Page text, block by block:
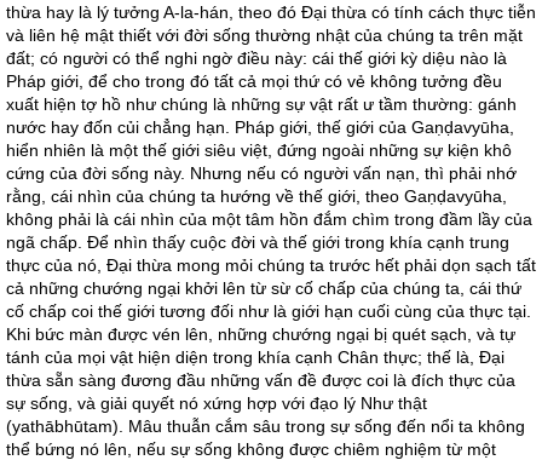
thừa hay là lý tưởng A-la-hán, theo đó Đại thừa có tính cách thực tiễn
và liên hệ mật thiết với đời sống thường nhật của chúng ta trên mặt
đất; có người có thể nghi ngờ điều này: cái thế giới kỳ diệu nào là
Pháp giới, để cho trong đó tất cả mọi thứ có vẻ không tưởng đều
xuất hiện tợ hồ như chúng là những sự vật rất ư tầm thường: gánh
nước hay đốn củi chẳng hạn. Pháp giới, thế giới của Gaṇḍavyūha,
hiển nhiên là một thế giới siêu việt, đứng ngoài những sự kiện khô
cứng của đời sống này. Nhưng nếu có người vấn nạn, thì phải nhớ
rằng, cái nhìn của chúng ta hướng về thế giới, theo Gaṇḍavyūha,
không phải là cái nhìn của một tâm hồn đắm chìm trong đầm lầy của
ngã chấp. Để nhìn thấy cuộc đời và thế giới trong khía cạnh trung
thực của nó, Đại thừa mong mỏi chúng ta trước hết phải dọn sạch tất
cả những chướng ngại khởi lên từ sừ cố chấp của chúng ta, cái thứ
cố chấp coi thế giới tương đối như là giới hạn cuối cùng của thực tại.
Khi bức màn được vén lên, những chướng ngại bị quét sạch, và tự
tánh của mọi vật hiện diện trong khía cạnh Chân thực; thế là, Đại
thừa sẵn sàng đương đầu những vấn đề được coi là đích thực của
sự sống, và giải quyết nó xứng hợp với đạo lý Như thật
(yathābhūtam). Mâu thuẫn cắm sâu trong sự sống đến nổi ta không
thể bứng nó lên, nếu sự sống không được chiêm nghiệm từ một